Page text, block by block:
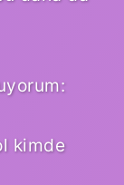
kimde